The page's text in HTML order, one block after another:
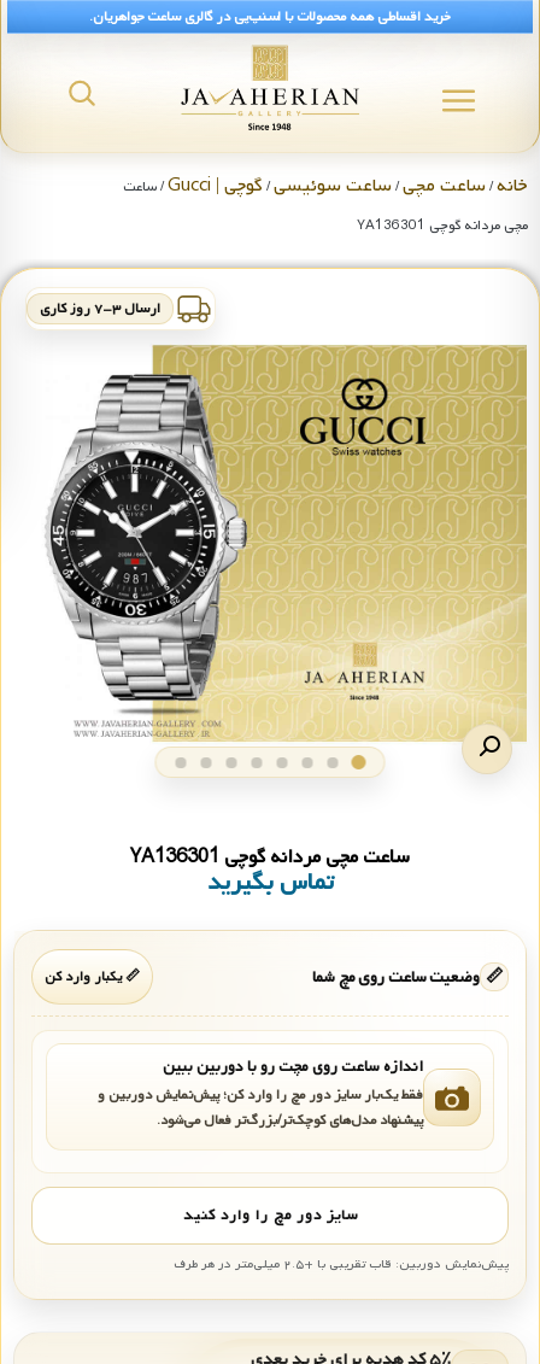
خرید اقساطی همه محصولات با اسنپ‌پی در گالری ساعت جواهریان.
خانه/ساعت مچی/ساعت سوئیسی/ گوچی | Gucci
/ ساعت
مچی مردانه گوچی YA136301
ارسال ۳-۷ روز کاری
ساعت مچی مردانه گوچی YA136301
تماس بگیرید
📏 وضعیت ساعت روی مچ شما 📏 یکبار وارد کن
اندازه ساعت روی مچت رو با دوربین ببین
فقط یک‌بار سایز دور مچ را وارد کن؛ پیش‌نمایش دوربین و
پیشنهاد مدل‌های کوچک‌تر/بزرگ‌تر فعال می‌شود.
سایز دور مچ را وارد کنید
پیش‌نمایش دوربین: قاب تقریبی با +۲.۵ میلی‌متر در هر طرف